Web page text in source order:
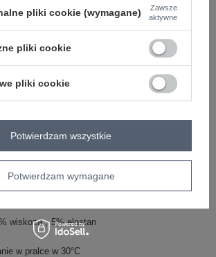
BELLA
kolano
wiskoza 5% elastan
w pralce w 30°C
pliki cookie (wymagane)
Zawsze
aktywne
pliki cookie
pliki cookie
Potwierdzam wymagane
Potwierdzam wszystkie